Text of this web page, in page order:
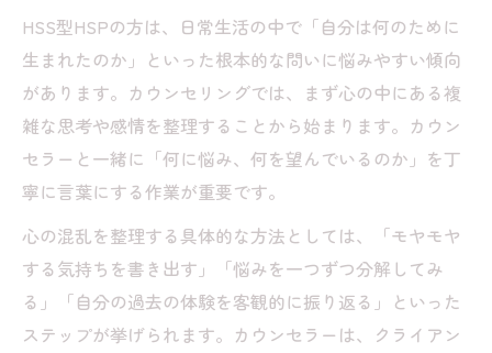
HSS型HSPの方は、日常生活の中で「自分は何のために
生まれたのか」といった根本的な問いに悩みやすい傾向
があります。カウンセリングでは、まず心の中にある複
雑な思考や感情を整理することから始まります。カウン
セラーと一緒に「何に悩み、何を望んでいるのか」を丁
寧に言葉にする作業が重要です。
心の混乱を整理する具体的な方法としては、「モヤモヤ
する気持ちを書き出す」「悩みを一つずつ分解してみ
る」「自分の過去の体験を客観的に振り返る」といった
ステップが挙げられます。カウンセラーは、クライアン